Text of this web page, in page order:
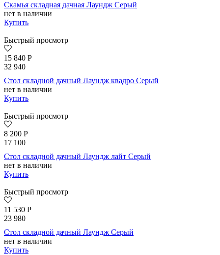
Скамья складная дачная Лаундж Серый
нет в наличии
Купить
Быстрый просмотр
15 840 Р
32 940
Стол складной дачный Лаундж квадро Серый
нет в наличии
Купить
Быстрый просмотр
8 200 Р
17 100
Стол складной дачный Лаундж лайт Серый
нет в наличии
Купить
Быстрый просмотр
11 530 Р
23 980
Стол складной дачный Лаундж Серый
нет в наличии
Купить